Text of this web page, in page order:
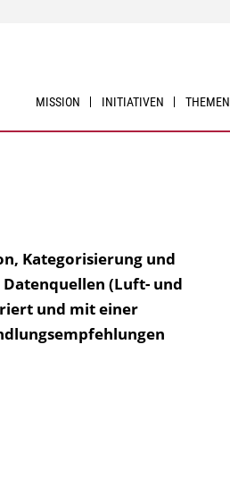
MISSION INITIATIVEN THEMEN
Kategorisierung und
(Luft- und
und mit einer